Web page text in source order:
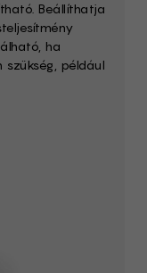
Beállíthatja
ha
például